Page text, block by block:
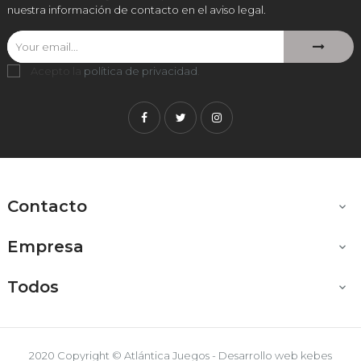
nuestra información de contacto en el aviso legal.
Acepto la política de privacidad
FacebookTwitterInstagram
Contacto 
Empresa 
Todos 
2020 Copyright © Atlántica Juegos - Desarrollo web kebes